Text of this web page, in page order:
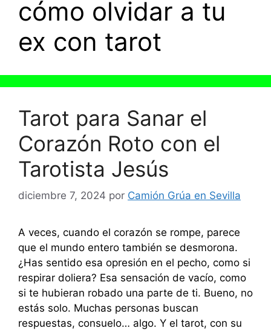
cómo olvidar a tu
ex con tarot
Tarot para Sanar el
Corazón Roto con el
Tarotista Jesús
diciembre 7, 2024 por Camión Grúa en Sevilla
A veces, cuando el corazón se rompe, parece
que el mundo entero también se desmorona.
¿Has sentido esa opresión en el pecho, como si
respirar doliera? Esa sensación de vacío, como
si te hubieran robado una parte de ti. Bueno, no
estás solo. Muchas personas buscan
respuestas, consuelo… algo. Y el tarot, con su